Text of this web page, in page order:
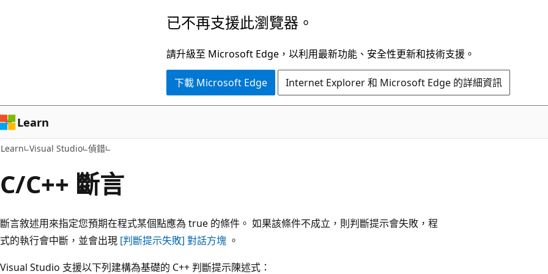
容
已不再支援此瀏覽器。
請升級至 Microsoft Edge，以利用最新功能、安全性更新和技術支援。
下載 Microsoft Edge Internet Explorer 和 Microsoft Edge 的詳細資訊
Learn
Learn Visual Studio 偵錯
C/C++ 斷言
斷言敘述用來指定您預期在程式某個點應為 true 的條件。 如果該條件不成立，則判斷提示會失敗，程
式的執行會中斷，並會出現 [判斷提示失敗] 對話方塊 。
Visual Studio 支援以下列建構為基礎的 C++ 判斷提示陳述式：